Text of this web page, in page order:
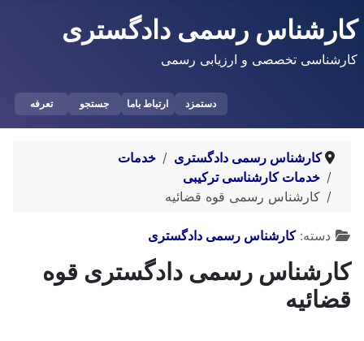
کارشناس رسمی دادگستری
کارشناسی تخصصی و ارزیابی رسمی
دستمزد ارتباط باما جستجو تعرفه
کارشناس رسمی دادگستری
خدمات
خدمات کارشناسی ترکیبی
کارشناس رسمی قوه قضائیه
توضیحات
دسته:کارشناس رسمی دادگستری
کارشناس رسمی دادگستری قوه
قضائیه